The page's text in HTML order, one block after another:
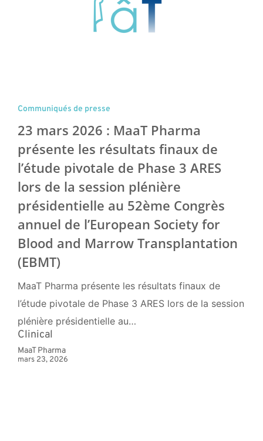
Communiqués de presse
23 mars 2026 : MaaT Pharma
présente les résultats finaux de
l’étude pivotale de Phase 3 ARES
lors de la session plénière
présidentielle au 52ème Congrès
annuel de l’European Society for
Blood and Marrow Transplantation
(EBMT)
MaaT Pharma présente les résultats finaux de
l’étude pivotale de Phase 3 ARES lors de la session
plénière présidentielle au…
Clinical
MaaT Pharma
mars 23, 2026